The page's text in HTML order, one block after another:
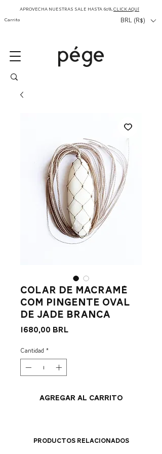
Carrito
APROVECHA NUESTRAS SALE HASTA 60%,CLICK AQUÍ
BRL (R$)
colar de macramê
com pingente oval
de jade branca
1680,00 BRLPrecio
Cantidad *
Agregar al carrito
Productos relacionados